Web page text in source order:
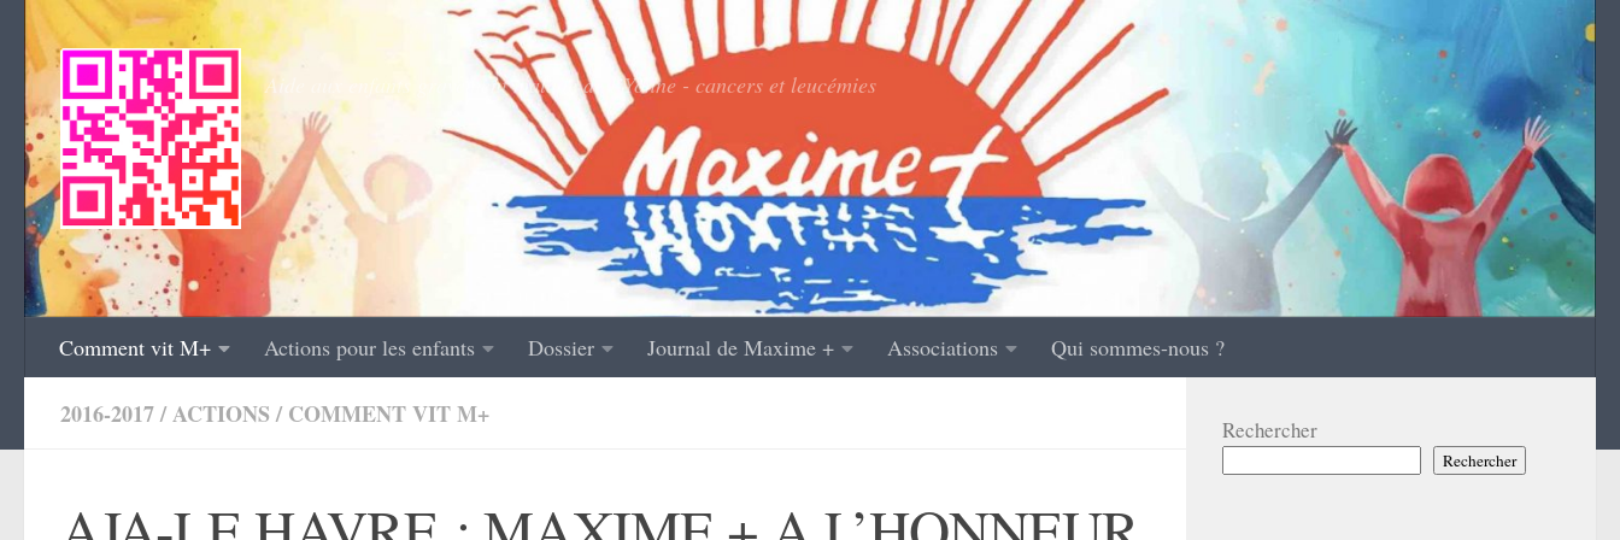
Skip to content
Aide aux enfants gravement malade de l’Yonne - cancers et leucémies
Comment vit M+ Actions pour les enfants Dossier Journal de Maxime + Associations Qui sommes-nous ?
2016-2017/ACTIONS / COMMENT VIT M+
Rechercher
Rechercher